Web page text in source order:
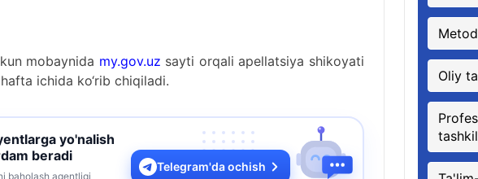
mobaynida my.gov.uz sayti orqali apellatsiya shikoyati
ichida ko‘rib chiqiladi.
yo'nalish
beradi
baholash agentligi
Telegram'da ochish
Oliy